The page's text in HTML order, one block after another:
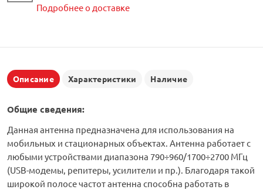
Подробнее о доставке
Описание Характеристики Наличие
Общие сведения:
Данная антенна предназначена для использования на
мобильных и стационарных объектах. Антенна работает с
любыми устройствами диапазона 790÷960/1700÷2700 МГц
(USB-модемы, репитеры, усилители и пр.). Благодаря такой
широкой полосе частот антенна способна работать в